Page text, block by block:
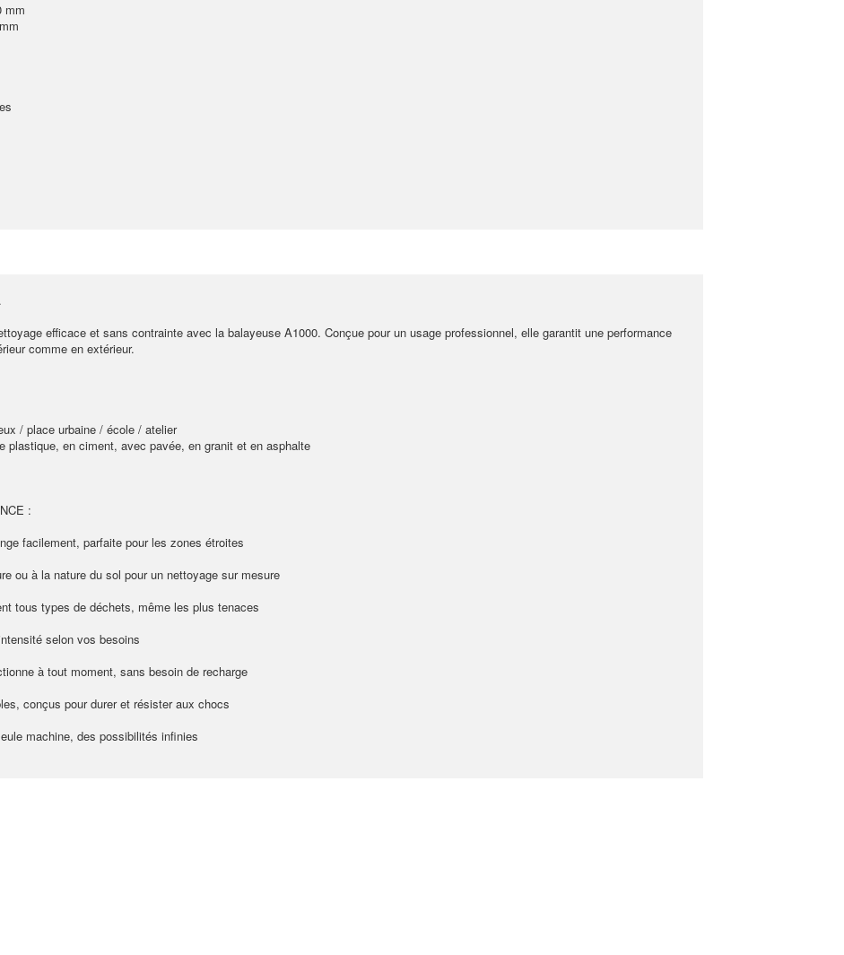
mm
efficace et sans contrainte avec la balayeuse A1000. Conçue pour un usage professionnel, elle garantit une performance
comme en extérieur.
/ place urbaine / école / atelier
plastique, en ciment, avec pavée, en granit et en asphalte
:
facilement, parfaite pour les zones étroites
ou à la nature du sol pour un nettoyage sur mesure
tous types de déchets, même les plus tenaces
selon vos besoins
à tout moment, sans besoin de recharge
conçus pour durer et résister aux chocs
machine, des possibilités infinies